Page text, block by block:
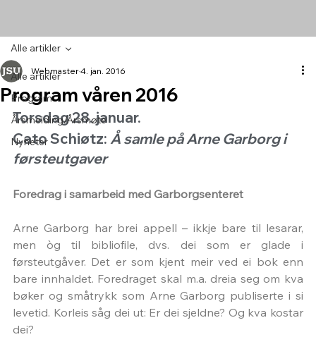
Alle artikler
Program
Årsmelding/Årsmøte
Nyheter
Alle artikler
Program våren 2016
Webmaster4. jan. 2016
Torsdag 28. januar.
Cato Schiøtz: Å samle på Arne Garborg i
førsteutgaver
Foredrag i samarbeid med Garborgsenteret
Arne Garborg har brei appell – ikkje bare til lesarar,
men òg til bibliofile, dvs. dei som er glade i
førsteutgåver. Det er som kjent meir ved ei bok enn
bare innhaldet. Foredraget skal m.a. dreia seg om kva
bøker og småtrykk som Arne Garborg publiserte i si
levetid. Korleis såg dei ut: Er dei sjeldne? Og kva kostar
dei?